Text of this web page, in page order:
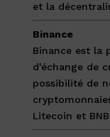
et la
Binance
Binance est la
d'échange de
possibilité de
Litecoin et